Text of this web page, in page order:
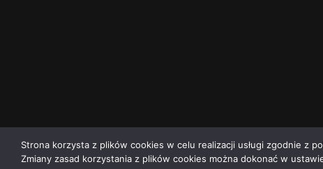
Strona korzysta z plików cookies w celu realizacji usługi zgodnie z
Zmiany zasad korzystania z plików cookies można dokonać w